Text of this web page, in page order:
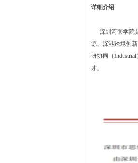
详细介绍
深圳河套学院是
源、深港跨境创
研协同（
才。